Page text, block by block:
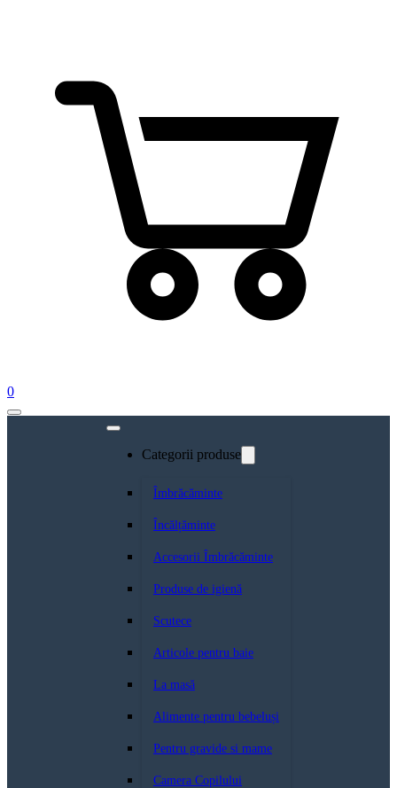
0
Categorii produse
Îmbrăcăminte
Încălțăminte
Accesorii Îmbrăcăminte
Produse de igienă
Scutece
Articole pentru baie
La masă
Alimente pentru bebeluși
Pentru gravide si mame
Camera Copilului